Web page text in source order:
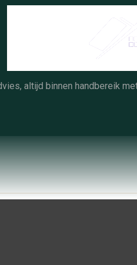
Skip
altijd binnen handbereik